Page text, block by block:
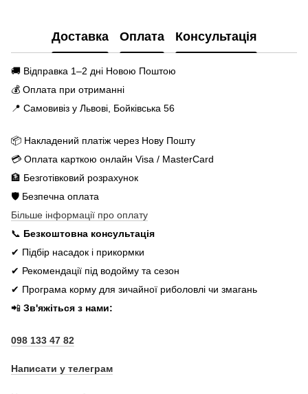
Доставка Оплата Консультація
🚚 Відправка 1–2 дні Новою Поштою
💰 Оплата при отриманні
📍 Самовивіз у Львові, Бойківська 56
📦 Накладений платіж через Нову Пошту
💳 Оплата карткою онлайн Visa / MasterCard
🏦 Безготівковий розрахунок
🛡️ Безпечна оплата
Більше інформації про оплату
📞 Безкоштовна консультація
✔ Підбір насадок і прикормки
✔ Рекомендації під водойму та сезон
✔ Програма корму для зичайної риболовлі чи змагань
📲 Зв'яжіться з нами:
098 133 47 82
Написати у телеграм